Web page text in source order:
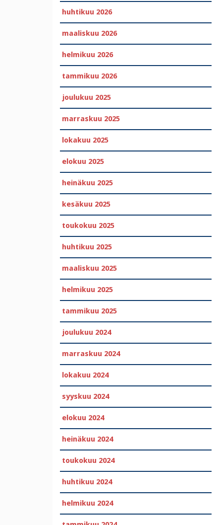
huhtikuu 2026
maaliskuu 2026
helmikuu 2026
tammikuu 2026
joulukuu 2025
marraskuu 2025
lokakuu 2025
elokuu 2025
heinäkuu 2025
kesäkuu 2025
toukokuu 2025
huhtikuu 2025
maaliskuu 2025
helmikuu 2025
tammikuu 2025
joulukuu 2024
marraskuu 2024
lokakuu 2024
syyskuu 2024
elokuu 2024
heinäkuu 2024
toukokuu 2024
huhtikuu 2024
helmikuu 2024